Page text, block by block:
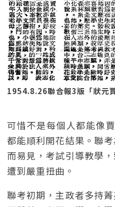
1954.8.26聯合報3版「狀元
可惜不是每個人都能像
都能順利開花結果。聯
而易見，考試引導教學
遭到嚴重扭曲。
聯考初期，主政者多持